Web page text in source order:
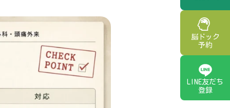
脳ドック
予約
LINE友だち
登録